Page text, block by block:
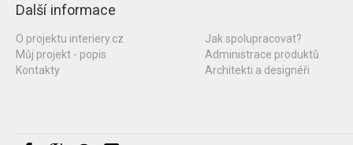
Další informace
O projektu interiery.cz
Můj projekt - popis
Kontakty
Jak spolupracovat?
Administrace produktů
Architekti a designéři